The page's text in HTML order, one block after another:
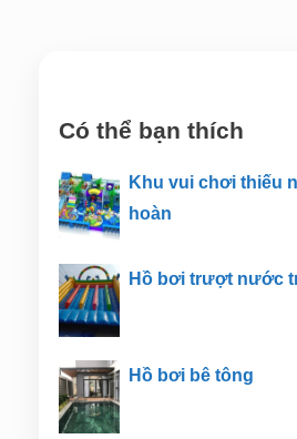
Có thể bạn thích
Khu vui chơi thiếu
hoàn
Hồ bơi trượt nước
Hồ bơi bê tông